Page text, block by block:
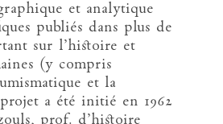
et analytique
publiés dans plus de
sur l’histoire et
(y compris
et la
a été initié en 1962
prof. d’histoire